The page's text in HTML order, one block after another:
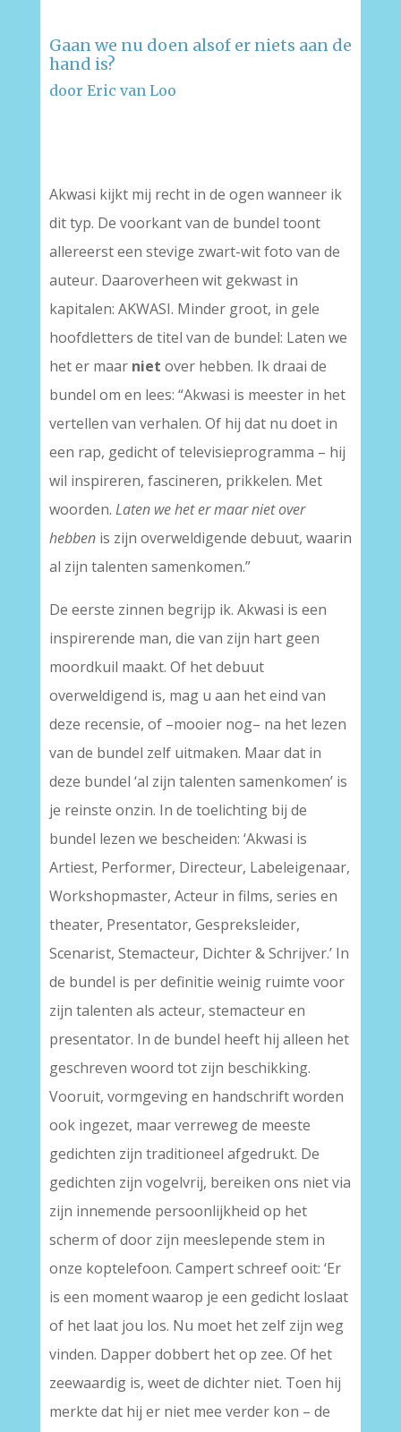
Gaan we nu doen alsof er niets aan de
hand is?
door Eric van Loo
Akwasi kijkt mij recht in de ogen wanneer ik
dit typ. De voorkant van de bundel toont
allereerst een stevige zwart-wit foto van de
auteur. Daaroverheen wit gekwast in
kapitalen: AKWASI. Minder groot, in gele
hoofdletters de titel van de bundel: Laten we
het er maar niet over hebben. Ik draai de
bundel om en lees: “Akwasi is meester in het
vertellen van verhalen. Of hij dat nu doet in
een rap, gedicht of televisieprogramma – hij
wil inspireren, fascineren, prikkelen. Met
woorden. Laten we het er maar niet over
hebben is zijn overweldigende debuut, waarin
al zijn talenten samenkomen.”
De eerste zinnen begrijp ik. Akwasi is een
inspirerende man, die van zijn hart geen
moordkuil maakt. Of het debuut
overweldigend is, mag u aan het eind van
deze recensie, of –mooier nog– na het lezen
van de bundel zelf uitmaken. Maar dat in
deze bundel ‘al zijn talenten samenkomen’ is
je reinste onzin. In de toelichting bij de
bundel lezen we bescheiden: ‘Akwasi is
Artiest, Performer, Directeur, Labeleigenaar,
Workshopmaster, Acteur in films, series en
theater, Presentator, Gespreksleider,
Scenarist, Stemacteur, Dichter & Schrijver.’ In
de bundel is per definitie weinig ruimte voor
zijn talenten als acteur, stemacteur en
presentator. In de bundel heeft hij alleen het
geschreven woord tot zijn beschikking.
Vooruit, vormgeving en handschrift worden
ook ingezet, maar verreweg de meeste
gedichten zijn traditioneel afgedrukt. De
gedichten zijn vogelvrij, bereiken ons niet via
zijn innemende persoonlijkheid op het
scherm of door zijn meeslepende stem in
onze koptelefoon. Campert schreef ooit: ‘Er
is een moment waarop je een gedicht loslaat
of het laat jou los. Nu moet het zelf zijn weg
vinden. Dapper dobbert het op zee. Of het
zeewaardig is, weet de dichter niet. Toen hij
merkte dat hij er niet mee verder kon – de